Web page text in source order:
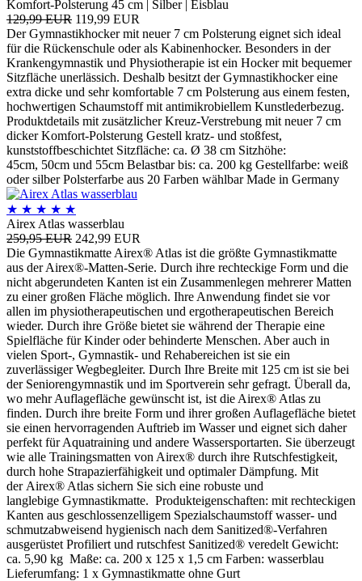
Komfort-Polsterung 45 cm | Silber | Eisblau
129,99 EUR 119,99 EUR
Der Gymnastikhocker mit neuer 7 cm Polsterung eignet sich ideal
für die Rückenschule oder als Kabinenhocker. Besonders in der
Krankengymnastik und Physiotherapie ist ein Hocker mit bequemer
Sitzfläche unerlässich. Deshalb besitzt der Gymnastikhocker eine
extra dicke und sehr komfortable 7 cm Polsterung aus einem festen,
hochwertigen Schaumstoff mit antimikrobiellem Kunstlederbezug.
Produktdetails mit zusätzlicher Kreuz-Verstrebung mit neuer 7 cm
dicker Komfort-Polsterung Gestell kratz- und stoßfest,
kunststoffbeschichtet Sitzfläche: ca. Ø 38 cm Sitzhöhe:
45cm, 50cm und 55cm Belastbar bis: ca. 200 kg Gestellfarbe: weiß
oder silber Polsterfarbe aus 20 Farben wählbar Made in Germany
★ ★ ★ ★ ★
Airex Atlas wasserblau
259,95 EUR 242,99 EUR
Die Gymnastikmatte Airex® Atlas ist die größte Gymnastikmatte
aus der Airex®-Matten-Serie. Durch ihre rechteckige Form und die
nicht abgerundeten Kanten ist ein Zusammenlegen mehrerer Matten
zu einer großen Fläche möglich. Ihre Anwendung findet sie vor
allen im physiotherapeutischen und ergotherapeutischen Bereich
wieder. Durch ihre Größe bietet sie während der Therapie eine
Spielfläche für Kinder oder behinderte Menschen. Aber auch in
vielen Sport-, Gymnastik- und Rehabereichen ist sie ein
zuverlässiger Wegbegleiter. Durch Ihre Breite mit 125 cm ist sie bei
der Seniorengymnastik und im Sportverein sehr gefragt. Überall da,
wo mehr Auflagefläche gewünscht ist, ist die Airex® Atlas zu
finden. Durch ihre breite Form und ihrer großen Auflagefläche bietet
sie einen hervorragenden Auftrieb im Wasser und eignet sich daher
perfekt für Aquatraining und andere Wassersportarten. Sie überzeugt
wie alle Trainingsmatten von Airex® durch ihre Rutschfestigkeit,
durch hohe Strapazierfähigkeit und optimaler Dämpfung. Mit
der Airex® Atlas sichern Sie sich eine robuste und
langlebige Gymnastikmatte. Produkteigenschaften: mit rechteckigen
Kanten aus geschlossenzelligem Spezialschaumstoff wasser- und
schmutzabweisend hygienisch nach dem Sanitized®-Verfahren
ausgerüstet Profiliert und rutschfest Sanitized® veredelt Gewicht:
ca. 5,90 kg Maße: ca. 200 x 125 x 1,5 cm Farben: wasserblau
Lieferumfang: 1 x Gymnastikmatte ohne Gurt